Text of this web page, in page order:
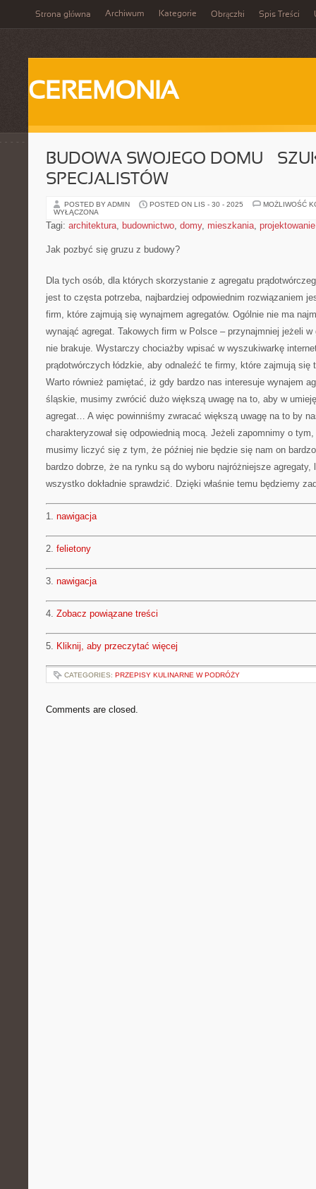
Strona główna Archiwum Kategorie Obrączki Spis Treści
CEREMONIA
BUDOWA SWOJEGO DOMU –
SPECJALISTÓW
POSTED BY ADMIN POSTED ON LIS - 30 - 2025
MOŻLIWOŚĆ
WYŁĄCZONA
Tagi: architektura, budownictwo, domy, mieszkania, projektowanie
Jak pozbyć się gruzu z budowy?
Dla tych osób, dla których skorzystanie z agregatu
jest to częsta potrzeba, najbardziej odpowiednim rozwiązaniem
firm, które zajmują się wynajmem agregatów. Ogólnie nie ma
wynająć agregat. Takowych firm w Polsce – przynajmniej jeżeli
nie brakuje. Wystarczy chociażby wpisać w wyszukiwarkę
prądotwórczych łódzkie, aby odnaleźć te firmy, które zajmują się
Warto również pamiętać, iż gdy bardzo nas interesuje wynajem
śląskie, musimy zwrócić dużo większą uwagę na to, aby w
agregat… A więc powinniśmy zwracać większą uwagę na to by
charakteryzował się odpowiednią mocą. Jeżeli zapomnimy o
musimy liczyć się z tym, że później nie będzie się nam on bardzo
bardzo dobrze, że na rynku są do wyboru najróżniejsze
wszystko dokładnie sprawdzić. Dzięki właśnie temu będziemy
1. nawigacja
2. felietony
3. nawigacja
4. Zobacz powiązane treści
5. Kliknij, aby przeczytać więcej
CATEGORIES: PRZEPISY KULINARNE W PODRÓŻY
Comments are closed.